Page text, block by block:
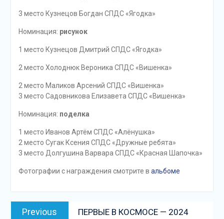
3 место Кузнецов Богдан СПДС «Ягодка»
Номинация: рисунок
1 место Кузнецов Дмитрий СПДС «Ягодка»
2 место Холоднюк Вероника СПДС «Вишенка»
2 место Маликов Арсений СПДС «Вишенка»
3 место Садовникова Елизавета СПДС «Вишенка»
Номинация: поделка
1 место Иванов Артём СПДС «Алёнушка»
2 место Сугак Ксения СПДС «Дружные ребята»
3 место Долгушина Варвара СПДС «Красная Шапочка»
Фотографии с награждения смотрите в альбоме
Навигация
поPrevious
Previous
ПЕРВЫЕ В КОСМОСЕ — 2024